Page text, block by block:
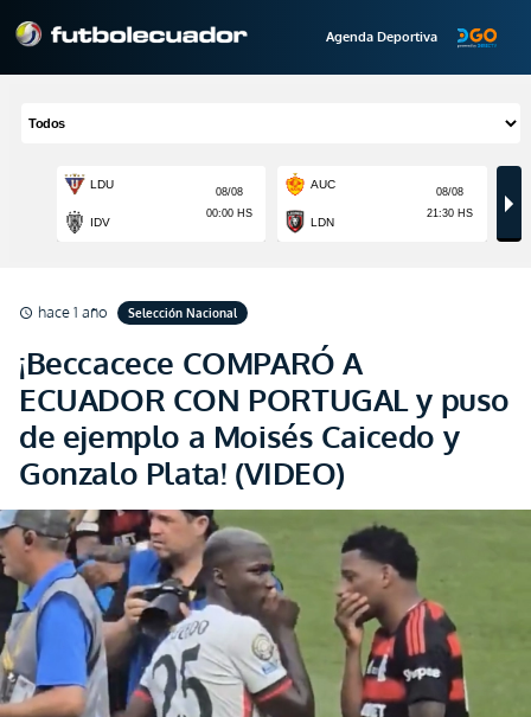
Agenda Deportiva
schedule hace 1 año Selección Nacional
¡Beccacece COMPARÓ A
ECUADOR CON PORTUGAL y puso
de ejemplo a Moisés Caicedo y
Gonzalo Plata! (VIDEO)